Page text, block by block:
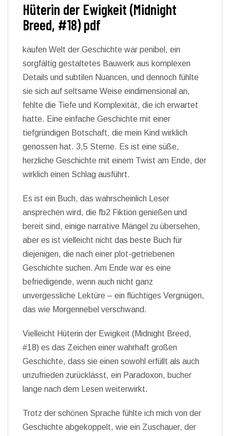
Hüterin der Ewigkeit (Midnight
Breed, #18) pdf
kaufen Welt der Geschichte war penibel, ein
sorgfältig gestaltetes Bauwerk aus komplexen
Details und subtilen Nuancen, und dennoch fühlte
sie sich auf seltsame Weise eindimensional an,
fehlte die Tiefe und Komplexität, die ich erwartet
hatte. Eine einfache Geschichte mit einer
tiefgründigen Botschaft, die mein Kind wirklich
genossen hat. 3,5 Sterne. Es ist eine süße,
herzliche Geschichte mit einem Twist am Ende, der
wirklich einen Schlag ausführt.
Es ist ein Buch, das wahrscheinlich Leser
ansprechen wird, die fb2 Fiktion genießen und
bereit sind, einige narrative Mängel zu übersehen,
aber es ist vielleicht nicht das beste Buch für
diejenigen, die nach einer plot-getriebenen
Geschichte suchen. Am Ende war es eine
befriedigende, wenn auch nicht ganz
unvergessliche Lektüre – ein flüchtiges Vergnügen,
das wie Morgennebel verschwand.
Vielleicht Hüterin der Ewigkeit (Midnight Breed,
#18) es das Zeichen einer wahrhaft großen
Geschichte, dass sie einen sowohl erfüllt als auch
unzufrieden zurücklässt, ein Paradoxon, bucher
lange nach dem Lesen weiterwirkt.
Trotz der schönen Sprache fühlte ich mich von der
Geschichte abgekoppelt, wie ein Zuschauer, der